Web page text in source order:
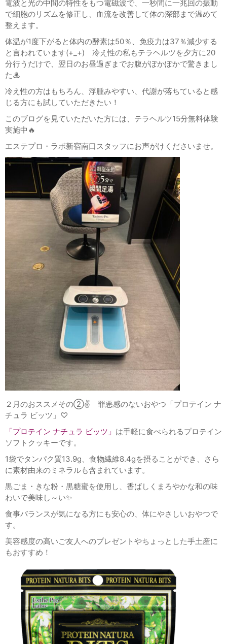
電波と光の中間の特性をもつ電磁波で、一秒間に一兆回の振動
で細胞のリズムを修正し、血流を改善して体の深部まで温めて
整えます。
体温が1度下がると体内の酵素は50％、免疫力は37％減少する
と言われています(+_+) 冷え性の私もテラヘルツを夕方に20
分行うだけで、翌日のお昼過ぎまでお腹がぽかぽかで驚きまし
た♨
冷え性の方はもちろん、浮腫みやすい、代謝が落ちていると感
じる方にも試していただきたい！
このブログを見ていただいた方には、テラヘルツ15分無料体験
実施中🔥
エステプロ・ラボ新宿南口スタッフにお声がけくださいませ。
２月のおススメその②✌ 罪悪感のないおやつ「プロテイン ナ
チュラ ビッツ」♡
「プロテイン ナチュラ ビッツ 」 は手軽に食べられるプロテイン
ソフトクッキーです。
1袋でタンパク質13.9g、食物繊維8.4gを摂ることができ、さら
に素材由来のミネラルも含まれています。
黒ごま・きな粉・黒糖蜜を使用し、香ばしくまろやかな和の味
わいで美味し～い✨
食事バランスが気になる方にも安心の、体にやさしいおやつで
す。
美容感度の高いご友人へのプレゼントやちょっとした手土産に
もおすすめ！